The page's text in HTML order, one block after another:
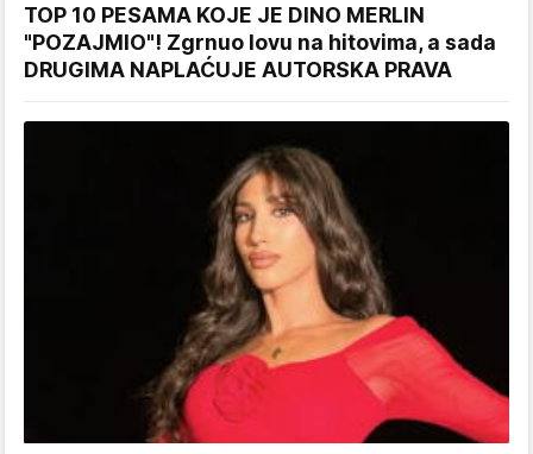
TOP 10 PESAMA KOJE JE DINO MERLIN
"POZAJMIO"! Zgrnuo lovu na hitovima, a sada
DRUGIMA NAPLAĆUJE AUTORSKA PRAVA